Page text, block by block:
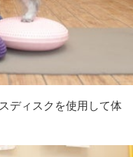
ディスクを使用して体